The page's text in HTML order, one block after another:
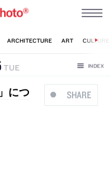
TUE
SHARE
につ